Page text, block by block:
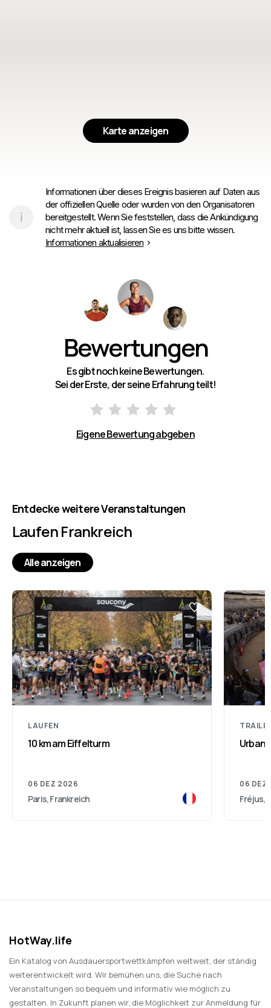
Karte anzeigen
Informationen über dieses Ereignis basieren auf Daten aus
der offiziellen Quelle oder wurden von den Organisatoren
bereitgestellt. Wenn Sie feststellen, dass die Ankündigung
nicht mehr aktuell ist, lassen Sie es uns bitte wissen.
Informationen aktualisieren
Bewertungen
Es gibt noch keine Bewertungen.
Sei der Erste, der seine Erfahrung teilt!
Eigene Bewertung abgeben
Entdecke weitere Veranstaltungen
Laufen Frankreich
Alle anzeigen
LAUFEN
10 km am Eiffelturm
06 DEZ 2026
Paris, Frankreich
Urban
06 DEZ
Fréjus,
HotWay.life
Ein Katalog von Ausdauersportwettkämpfen weltweit, der ständig
weiterentwickelt wird. Wir bemühen uns, die Suche nach
Veranstaltungen so bequem und informativ wie möglich zu
gestalten. In Zukunft planen wir, die Möglichkeit zur Anmeldung für